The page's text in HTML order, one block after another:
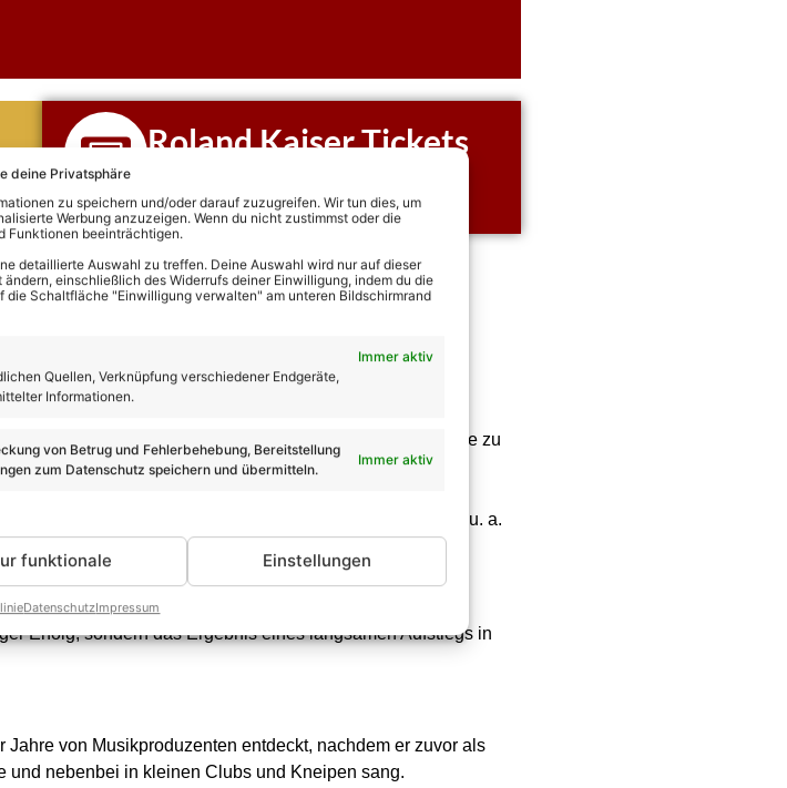
deine Privatsphäre
zu speichern und/oder darauf zuzugreifen. Wir tun dies, um
Werbung anzuzeigen. Wenn du nicht zustimmst oder die
Funktionen beeinträchtigen.
detaillierte Auswahl zu treffen. Deine Auswahl wird nur auf dieser
einschließlich des Widerrufs deiner Einwilligung, indem du die
Schaltfläche "Einwilligung verwalten" am unteren Bildschirmrand
Immer aktiv
Quellen, Verknüpfung verschiedener Endgeräte,
Informationen.
von Betrug und Fehlerbehebung, Bereitstellung
zum Datenschutz speichern und übermitteln.
Immer aktiv
funktionale Einstellungen
DatenschutzImpressum
Roland Kaiser Tickets
Termine von Roland Kaiser sichern!
setzte ihn unmittelbar nach der Geburt vor einem
Berliner Stadtteil Wedding auf.
er musste z. B. als Kind Zeitung austragen, um die Familie zu
und anschließend lebte er zeitweise bei Verwandten.
er eine kaufmännische Ausbildung und arbeitete später u. a.
entdeckt wurde.
Durchbruch
Erfolg, sondern das Ergebnis eines langsamen Aufstiegs in
von Musikproduzenten entdeckt, nachdem er zuvor als
und nebenbei in kleinen Clubs und Kneipen sang.